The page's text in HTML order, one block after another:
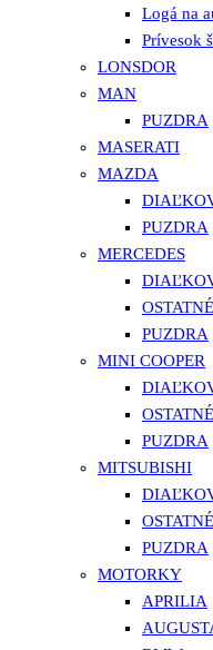
Logá na
Prívesok
LONSDOR
MAN
PUZDRA
MASERATI
MAZDA
PUZDRA
MERCEDES
OSTATNÉ
PUZDRA
MINI COOPER
OSTATNÉ
PUZDRA
MITSUBISHI
OSTATNÉ
PUZDRA
MOTORKY
APRILIA